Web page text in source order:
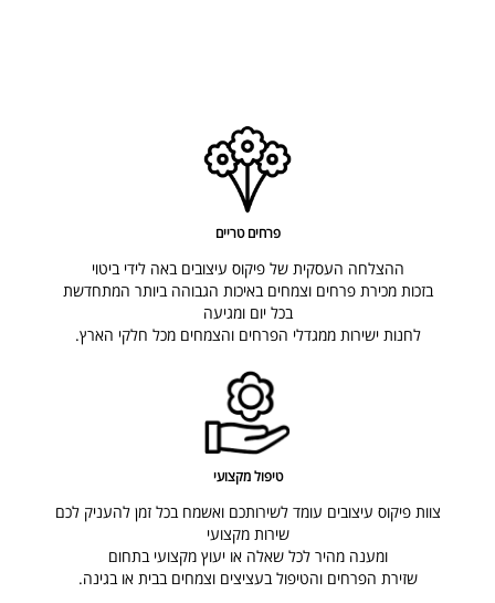
פרחים טריים
ההצלחה העסקית של פיקוס עיצובים באה לידי ביטוי
בזכות מכירת פרחים וצמחים באיכות הגבוהה ביותר המתחדשת
בכל יום ומגיעה
לחנות ישירות ממגדלי הפרחים והצמחים מכל חלקי הארץ.
טיפול מקצועי
צוות פיקוס עיצובים עומד לשירותכם ואשמח בכל זמן להעניק לכם
שירות מקצועי
ומענה מהיר לכל שאלה או יעוץ מקצועי בתחום
שזירת הפרחים והטיפול בעציצים וצמחים בבית או בגינה.